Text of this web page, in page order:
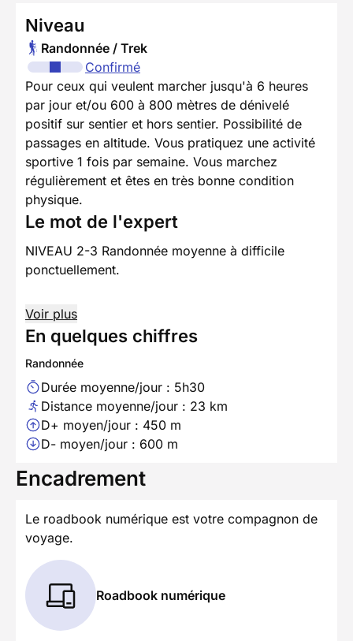
Niveau
Randonnée / Trek
Confirmé
Pour ceux qui veulent marcher jusqu'à 6 heures
par jour et/ou 600 à 800 mètres de dénivelé
positif sur sentier et hors sentier. Possibilité de
passages en altitude. Vous pratiquez une activité
sportive 1 fois par semaine. Vous marchez
régulièrement et êtes en très bonne condition
physique.
Le mot de l'expert
NIVEAU 2-3 Randonnée moyenne à difficile
ponctuellement.
Voir plus
En quelques chiffres
Randonnée
Durée moyenne/jour : 5h30
Distance moyenne/jour : 23 km
D+ moyen/jour : 450 m
D- moyen/jour : 600 m
Encadrement
Le roadbook numérique est votre compagnon de
voyage.
Roadbook numérique